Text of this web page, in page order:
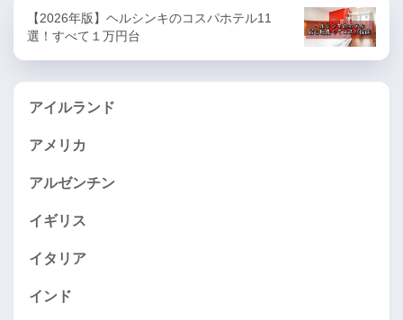
【2026年版】ヘルシンキのコスパホテル11
選！すべて１万円台
アイルランド
アメリカ
アルゼンチン
イギリス
イタリア
インド